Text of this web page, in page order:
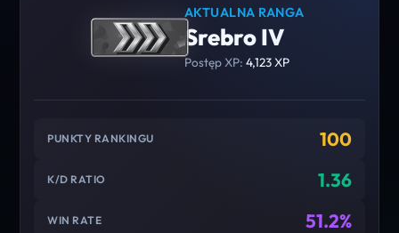
AKTUALNA RANGA
Srebro IV
Postęp XP: 4,123 XP
PUNKTY RANKINGU 100
K/D RATIO 1.36
WIN RATE 51.2%